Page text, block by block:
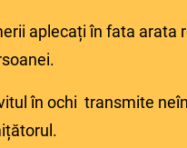
aplecați în fata arata
în ochi transmite